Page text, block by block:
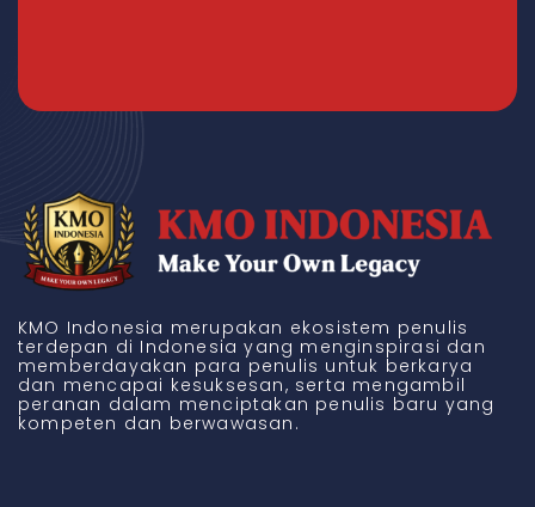
KMO Indonesia merupakan ekosistem penulis
terdepan di Indonesia yang menginspirasi dan
memberdayakan para penulis untuk berkarya
dan mencapai kesuksesan, serta mengambil
peranan dalam menciptakan penulis baru yang
kompeten dan berwawasan.